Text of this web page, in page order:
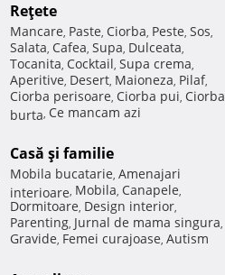
Reţete
Mancare, Paste, Ciorba, Peste, Sos,
Salata, Cafea, Supa, Dulceata,
Tocanita, Cocktail, Supa crema,
Aperitive, Desert, Maioneza, Pilaf,
Ciorba perisoare, Ciorba pui, Ciorba
burta, Ce mancam azi
Casă şi familie
Mobila bucatarie, Amenajari
interioare, Mobila, Canapele,
Dormitoare, Design interior,
Parenting, Jurnal de mama singura,
Gravide, Femei curajoase, Autism